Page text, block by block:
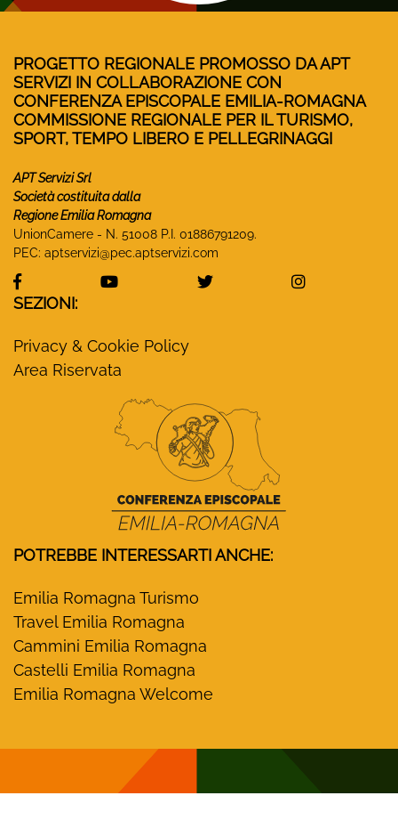
PROGETTO REGIONALE PROMOSSO DA APT
SERVIZI IN COLLABORAZIONE CON
CONFERENZA EPISCOPALE EMILIA-ROMAGNA
COMMISSIONE REGIONALE PER IL TURISMO,
SPORT, TEMPO LIBERO E PELLEGRINAGGI
APT Servizi Srl
Società costituita dalla
Regione Emilia Romagna
UnionCamere - N. 51008 P.I. 01886791209.
PEC: aptservizi@pec.aptservizi.com
visita la pagina Facebook di Monasteri Emilia-
visita la pagina YouTube di
visita la pagina Twitter
visita la
SEZIONI:
Privacy & Cookie Policy
Area Riservata
POTREBBE INTERESSARTI ANCHE:
Emilia Romagna Turismo
Travel Emilia Romagna
Cammini Emilia Romagna
Castelli Emilia Romagna
Emilia Romagna Welcome